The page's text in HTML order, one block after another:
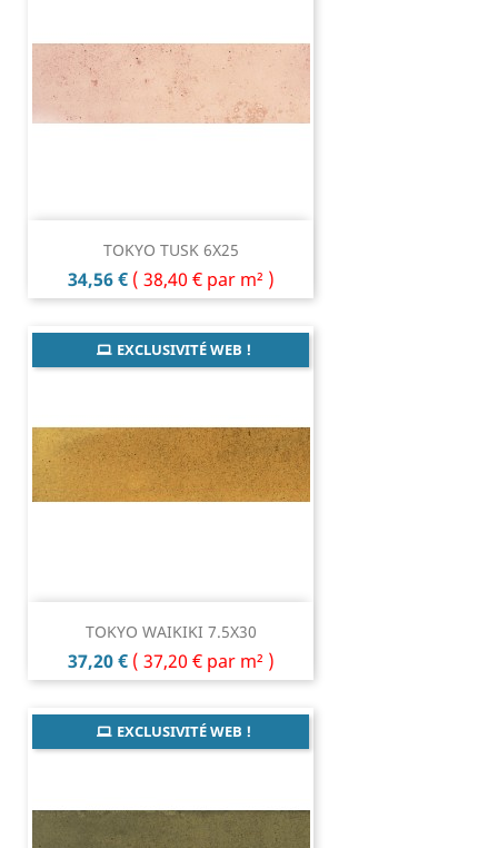
TOKYO TUSK 6X25
Prix
34,56 € ( 38,40 € par m² )
TOKYO WAIKIKI 7.5X30
Prix
37,20 € ( 37,20 € par m² )
EXCLUSIVITÉ WEB !
EXCLUSIVITÉ WEB !